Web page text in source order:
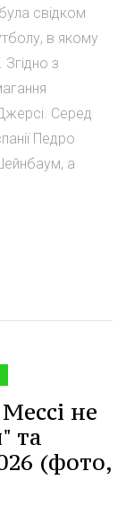
свідком
в якому
Згідно з
Серед
Педро
а
не
та
(фото,